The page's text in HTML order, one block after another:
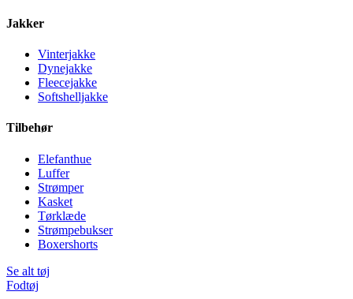
Jakker
Vinterjakke
Dynejakke
Fleecejakke
Softshelljakke
Tilbehør
Elefanthue
Luffer
Strømper
Kasket
Tørklæde
Strømpebukser
Boxershorts
Se alt tøj
Fodtøj